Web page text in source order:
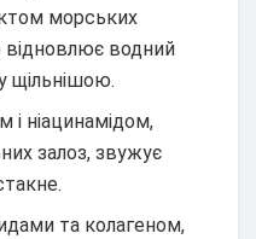
морських
водний
щільнішою.
ніацинамідом,
залоз, звужує
та колагеном,